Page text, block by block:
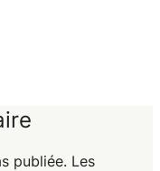
publiée. Les